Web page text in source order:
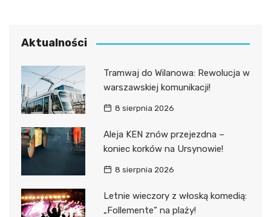
Aktualności
Tramwaj do Wilanowa: Rewolucja w
warszawskiej komunikacji!
8 sierpnia 2026
Aleja KEN znów przejezdna –
koniec korków na Ursynowie!
8 sierpnia 2026
Letnie wieczory z włoską komedią:
„Follemente” na plaży!